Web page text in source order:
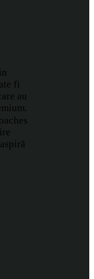
fi
au